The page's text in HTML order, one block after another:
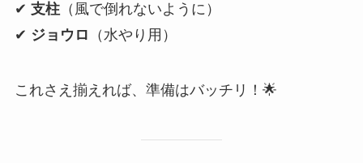
✔ 支柱（風で倒れないように）
✔ ジョウロ （水やり用）
これさえ揃えれば、準備はバッチリ！🌟